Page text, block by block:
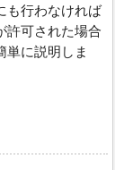
も行わなければ
許可された場合
単に説明しま